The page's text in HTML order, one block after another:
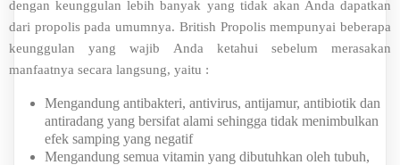
dengan keunggulan lebih banyak yang tidak akan Anda dapatkan
dari propolis pada umumnya. British Propolis mempunyai beberapa
keunggulan yang wajib Anda ketahui sebelum merasakan
manfaatnya secara langsung, yaitu :
Mengandung antibakteri, antivirus, antijamur, antibiotik dan
antiradang yang bersifat alami sehingga tidak menimbulkan
efek samping yang negatif
Mengandung semua vitamin yang dibutuhkan oleh tubuh,